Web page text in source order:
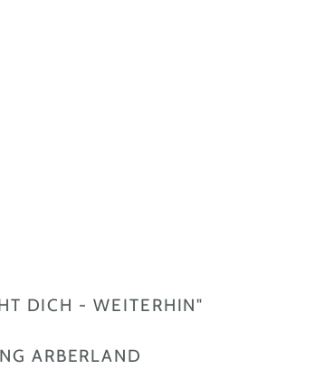
DICH - WEITERHIN"
ARBERLAND